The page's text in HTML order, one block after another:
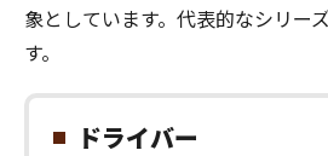
象としています。代表的なシリー
す。
ドライバー